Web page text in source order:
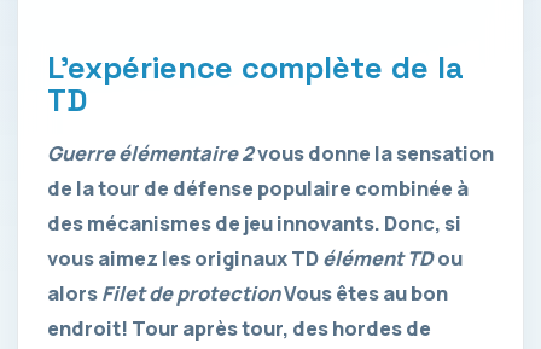
L’expérience complète de la
TD
Guerre élémentaire 2vous donne la sensation
de la tour de défense populaire combinée à
des mécanismes de jeu innovants. Donc, si
vous aimez les originaux TDélément TDou
alorsFilet de protectionVous êtes au bon
endroit! Tour après tour, des hordes de